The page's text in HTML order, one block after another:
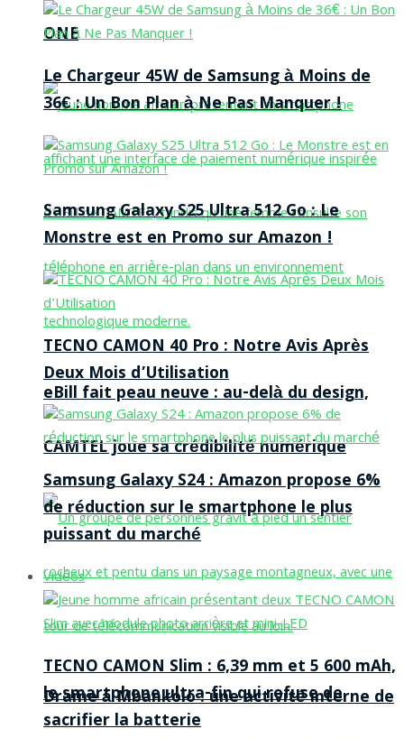
ONE
eBill fait peau neuve : au-delà du design,
CAMTEL joue sa crédibilité numérique
Drame à Mbankolo : une activité interne de
Le Chargeur 45W de Samsung à Moins de
36€ : Un Bon Plan à Ne Pas Manquer !
Samsung Galaxy S25 Ultra 512 Go : Le
Monstre est en Promo sur Amazon !
TECNO CAMON 40 Pro : Notre Avis Après
Deux Mois d’Utilisation
Samsung Galaxy S24 : Amazon propose 6%
de réduction sur le smartphone le plus
puissant du marché
Vidéos
TECNO CAMON Slim : 6,39 mm et 5 600 mAh,
le smartphone ultra-fin qui refuse de
sacrifier la batterie